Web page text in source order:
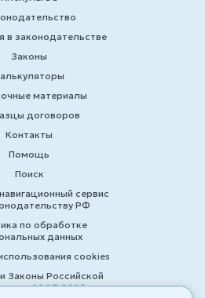
в законодательстве
Законы
материалы
договоров
Контакты
Помощь
Поиск
сервис
РФ
по обработке
данных
cookies
Законы Российской
2007-2026